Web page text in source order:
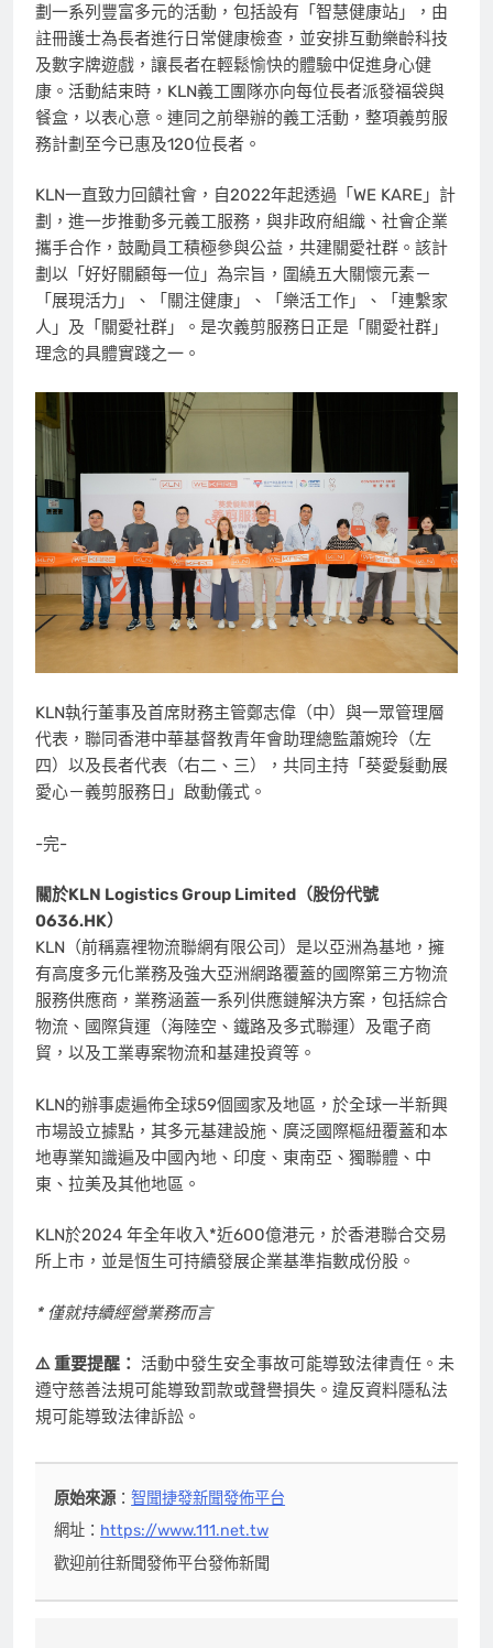
劃一系列豐富多元的活動，包括設有「智慧健康站」，由
註冊護士為長者進行日常健康檢查，並安排互動樂齡科技
及數字牌遊戲，讓長者在輕鬆愉快的體驗中促進身心健
康。活動結束時，KLN義工團隊亦向每位長者派發福袋與
餐盒，以表心意。連同之前舉辦的義工活動，整項義剪服
務計劃至今已惠及120位長者。
KLN一直致力回饋社會，自2022年起透過「WE KARE」計
劃，進一步推動多元義工服務，與非政府組織、社會企業
攜手合作，鼓勵員工積極參與公益，共建關愛社群。該計
劃以「好好關顧每一位」為宗旨，圍繞五大關懷元素－
「展現活力」、「關注健康」、「樂活工作」、「連繫家
人」及「關愛社群」。是次義剪服務日正是「關愛社群」
理念的具體實踐之一。
KLN執行董事及首席財務主管鄭志偉（中）與一眾管理層
代表，聯同香港中華基督教青年會助理總監蕭婉玲（左
四）以及長者代表（右二、三），共同主持「葵愛髮動展
愛心－義剪服務日」啟動儀式。
-完-
關於KLN Logistics Group Limited （股份代號
0636.HK）
KLN（前稱嘉裡物流聯網有限公司）是以亞洲為基地，擁
有高度多元化業務及強大亞洲網路覆蓋的國際第三方物流
服務供應商，業務涵蓋一系列供應鏈解決方案，包括綜合
物流、國際貨運（海陸空、鐵路及多式聯運）及電子商
貿，以及工業專案物流和基建投資等。
KLN的辦事處遍佈全球59個國家及地區，於全球一半新興
市場設立據點，其多元基建設施、廣泛國際樞紐覆蓋和本
地專業知識遍及中國內地、印度、東南亞、獨聯體、中
東、拉美及其他地區。
KLN於2024 年全年收入*近600億港元，於香港聯合交易
所上市，並是恆生可持續發展企業基準指數成份股。
* 僅就持續經營業務而言
⚠️ 重要提醒： 活動中發生安全事故可能導致法律責任。未
遵守慈善法規可能導致罰款或聲譽損失。違反資料隱私法
規可能導致法律訴訟。
原始來源：智聞捷發新聞發佈平台
網址： https://www.111.net.tw
歡迎前往新聞發佈平台發佈新聞